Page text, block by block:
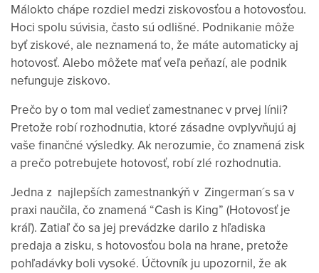
Málokto chápe rozdiel medzi ziskovosťou a hotovosťou.
Hoci spolu súvisia, často sú odlišné. Podnikanie môže
byť ziskové, ale neznamená to, že máte automaticky aj
hotovosť. Alebo môžete mať veľa peňazí, ale podnik
nefunguje ziskovo.
Prečo by o tom mal vedieť zamestnanec v prvej línii?
Pretože robí rozhodnutia, ktoré zásadne ovplyvňujú aj
vaše finančné výsledky. Ak nerozumie, čo znamená zisk
a prečo potrebujete hotovosť, robí zlé rozhodnutia.
Jedna z najlepších zamestnankýň v Zingerman´s sa v
praxi naučila, čo znamená “Cash is King” (Hotovosť je
kráľ). Zatiaľ čo sa jej prevádzke darilo z hľadiska
predaja a zisku, s hotovosťou bola na hrane, pretože
pohľadávky boli vysoké. Účtovník ju upozornil, že ak